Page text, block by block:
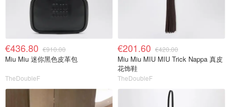
€436.80 €910.00
Miu Miu 迷你黑色皮革包
TheDoubleF
€201.60 €420.00
Miu Miu MIU MIU Trick Nappa 真皮
花饰鞋
TheDoubleF